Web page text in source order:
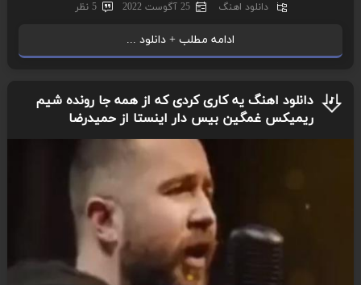
دانلود اهنگ 25 آگوست 2022 5 نظر
ادامه مطلب + دانلود ...
دانلود اهنگ یه کاری کردی که از همه جا رونده شیم
ریمیکس غمگین بیس دار اینستا از حمیدرضا